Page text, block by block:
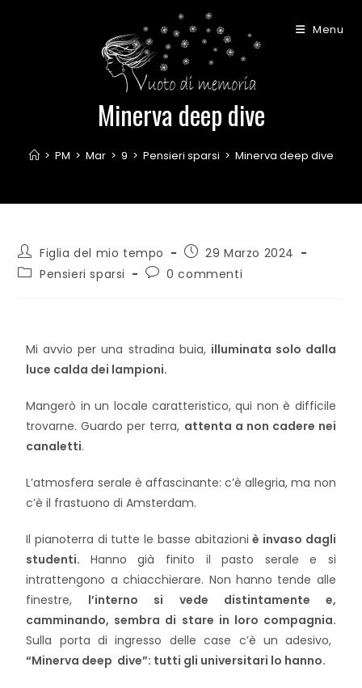
Menu
Minerva deep dive
> PM > Mar > 9 > Pensieri sparsi > Minerva deep dive
Figlia del mio tempo
29 Marzo 2024
Pensieri sparsi
0 commenti
Mi avvio per una stradina buia, illuminata solo dalla
luce calda dei lampioni.
Mangerò in un locale caratteristico, qui non è difficile
trovarne.Guardo per terra, attenta a non cadere nei
canaletti.
L’atmosfera serale è affascinante: c’è allegria, ma non
c’è il frastuono di Amsterdam.
Il pianoterra di tutte le basse abitazioniè invaso dagli
studenti. Hanno già finito il pasto serale e si
intrattengono a chiacchierare. Non hanno tende alle
finestre, l’interno si vede distintamente e,
camminando, sembra di stare in loro compagnia.
Sulla porta di ingresso delle case c’è un adesivo,
“Minerva deep dive”: tutti gli universitari lo hanno.